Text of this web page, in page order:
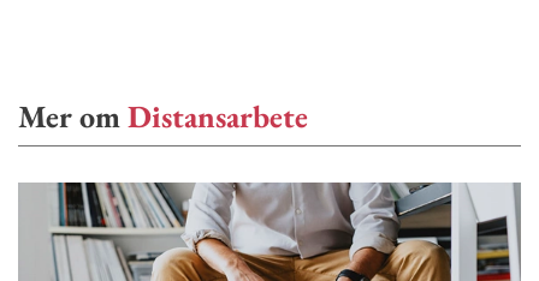
Mer omDistansarbete